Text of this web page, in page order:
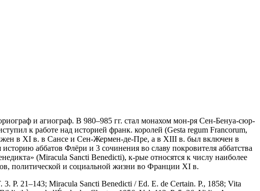
и агиограф. В 980–985 гг. стал монахом мон-ря Сен-Бенуа-сюр-
к работе над историей франк. королей (Gesta regum Francorum,
в XI в. в Сансе и Сен-Жермен-де-Пре, а в XIII в. был включен в
аббатов Флёри и 3 сочинения во славу покровителя аббатства
(Miracula Sancti Benedicti), к-рые относятся к числу наиболее
политической и социальной жизни во Франции XI в.
P. 21–143; Miracula Sancti Benedicti / Ed. E. de Certain. Р., 1858; Vita